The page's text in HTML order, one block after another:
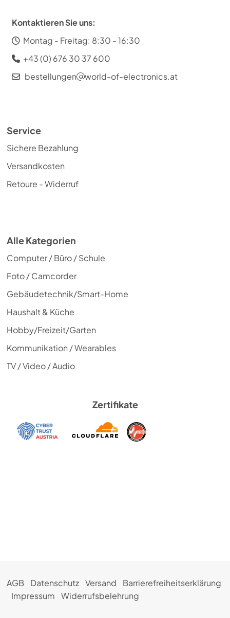
Kontaktieren Sie uns:
Montag - Freitag: 8:30 - 16:30
+43 (0) 676 30 37 600
bestellungen
world-of-electronics.at
Service
Sichere Bezahlung
Versandkosten
Retoure - Widerruf
Alle Kategorien
Computer / Büro / Schule
Foto / Camcorder
Gebäudetechnik/Smart-Home
Haushalt & Küche
Hobby/Freizeit/Garten
Kommunikation / Wearables
TV / Video / Audio
Zertifikate
AGB Datenschutz Versand
Barrierefreiheitserklärung
Impressum
Widerrufsbelehrung